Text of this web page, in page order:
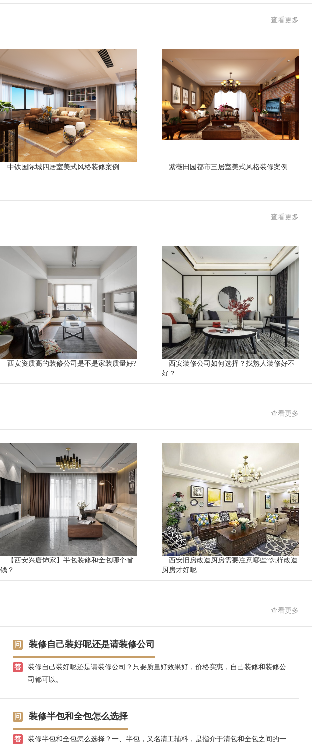
查看更多
中铁国际城四居室美式风格装修案例 紫薇田园都市三居室美式风格装修案例
查看更多
西安资质高的装修公司是不是家装质量好?
西安装修公司如何选择？找熟人装修好不
好？
查看更多
【西安兴唐饰家】半包装修和全包哪个省
钱？
西安旧房改造厨房需要注意哪些?怎样改造
厨房才好呢
查看更多
装修自己装好呢还是请装修公司
装修自己装好呢还是请装修公司？只要质量好效果好，价格实惠，自己装修和装修公
司都可以。
装修半包和全包怎么选择
装修半包和全包怎么选择？一、半包，又名清工辅料，是指介于清包和全包之间的一